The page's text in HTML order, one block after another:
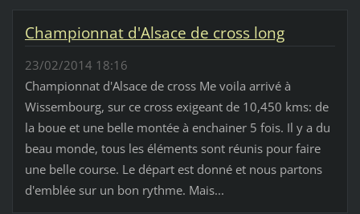
Championnat d'Alsace de cross long
23/02/2014 18:16
Championnat d'Alsace de cross Me voila arrivé à
Wissembourg, sur ce cross exigeant de 10,450 kms: de
la boue et une belle montée à enchainer 5 fois. Il y a du
beau monde, tous les éléments sont réunis pour faire
une belle course. Le départ est donné et nous partons
d'emblée sur un bon rythme. Mais...